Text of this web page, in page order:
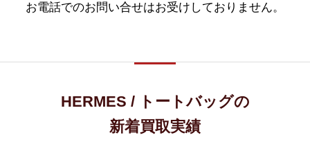
お電話でのお問い合せはお受けしておりません。
HERMES / トートバッグの
新着買取実績